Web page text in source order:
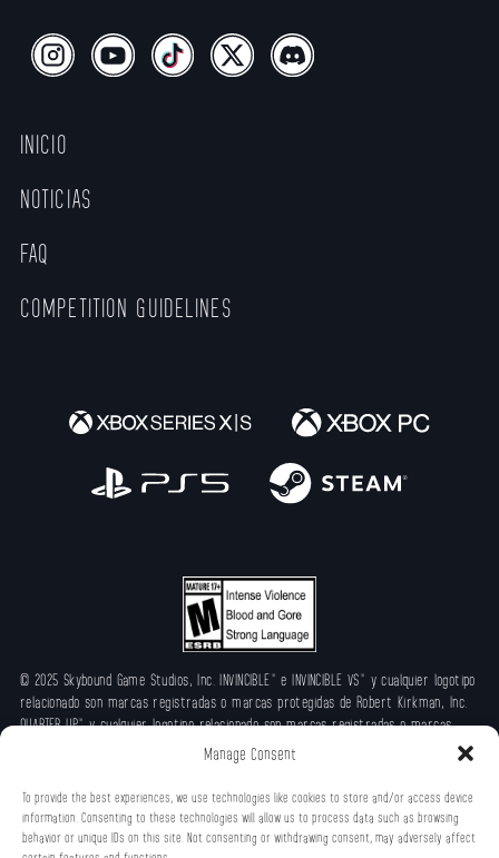
Manage Consent
To provide the best experiences, we use technologies like cookies to store and/or access device
information. Consenting to these technologies will allow us to process data such as browsing
behavior or unique IDs on this site. Not consenting or withdrawing consent, may adversely affect
INICIO
NOTICIAS
FAQ
COMPETITION GUIDELINES
© 2025 Skybound Game Studios, Inc. INVINCIBLE™ e INVINCIBLE VS™ y cualquier logotipo
relacionado son marcas registradas o marcas protegidas de Robert Kirkman, Inc.
QUARTER UP™ y cualquier logotipo relacionado son marcas registradas o marcas